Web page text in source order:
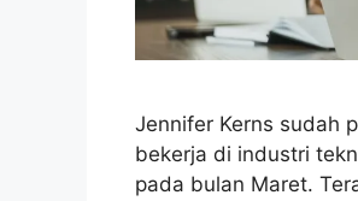
Jennifer Kerns sudah
bekerja di industri
pada bulan Maret.